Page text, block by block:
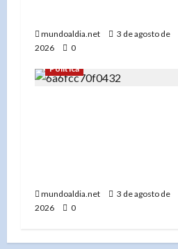
mundoaldia.net
3 de agosto de
2026
0
Política
mundoaldia.net
3 de agosto de
2026
0